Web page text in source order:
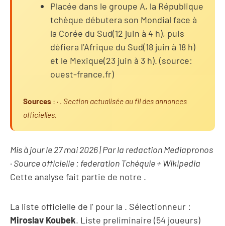
Placée dans le groupe A, la République
tchèque débutera son Mondial face à
la Corée du Sud(12 juin à 4 h), puis
défiera l’Afrique du Sud(18 juin à 18 h)
et le Mexique(23 juin à 3 h). (source:
ouest-france.fr)
Sources : · . Section actualisée au fil des annonces
officielles.
Mis à jour le 27 mai 2026 | Par la redaction Mediapronos
· Source officielle : federation Tchéquie + Wikipedia
Cette analyse fait partie de notre .
La liste officielle de l’ pour la . Sélectionneur :
Miroslav Koubek. Liste preliminaire (54 joueurs)